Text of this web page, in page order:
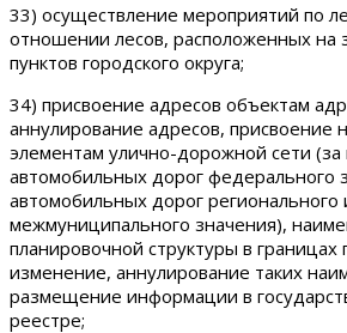
33) осуществление мероприятий по
отношении лесов, расположенных на
пунктов городского округа;
34) присвоение адресов объектам
аннулирование адресов, присвоение
элементам улично-дорожной сети
автомобильных дорог федерального
автомобильных дорог регионального
межмуниципального значения),
планировочной структуры в границах
изменение, аннулирование таких
размещение информации в
реестре;